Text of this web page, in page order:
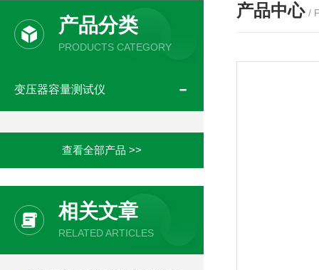
产品分类
PRODUCTS CATEGORY
变压器容量测试仪
查看全部产品 >>
相关文章
RELATED ARTICLES
产品中心 /